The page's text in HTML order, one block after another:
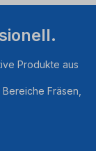
Produkte aus
Fräsen,